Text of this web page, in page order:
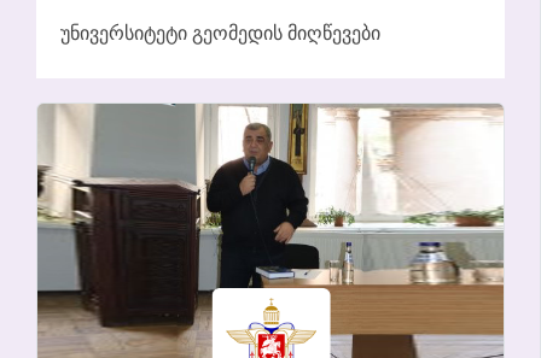
ᲣᲜᲘᲕᲔᲠᲡᲘᲢᲔᲢᲘ ᲒᲔᲝᲛᲔᲓᲘᲡ ᲛᲘᲦᲬᲔᲕᲔᲑᲘ